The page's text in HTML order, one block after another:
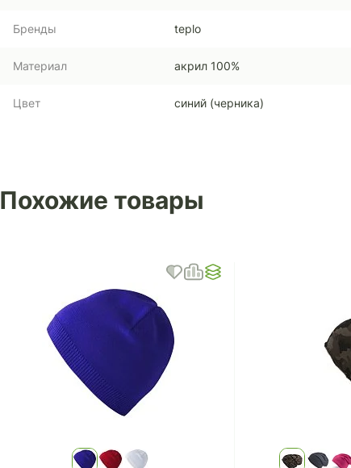
Бренды teplo
Материал акрил 100%
Цвет синий (черника)
Похожие товары